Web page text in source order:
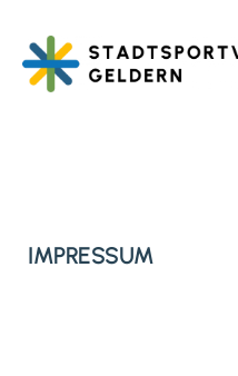
IMPRESSUM